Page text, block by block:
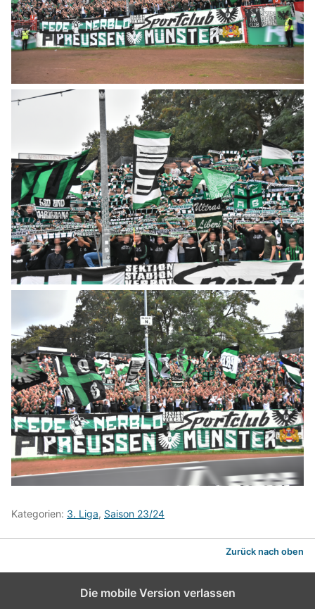
Kategorien: 3. Liga, Saison 23/24
Zurück nach oben
Die mobile Version verlassen